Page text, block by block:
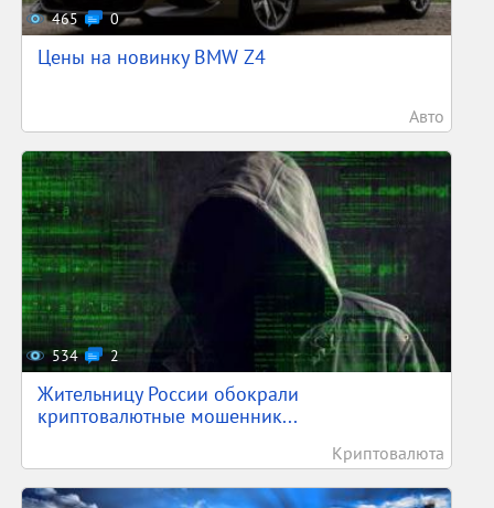
465 0
Цены на новинку BMW Z4
Авто
534 2
Жительницу России обокрали
криптовалютные мошенник...
Криптовалюта